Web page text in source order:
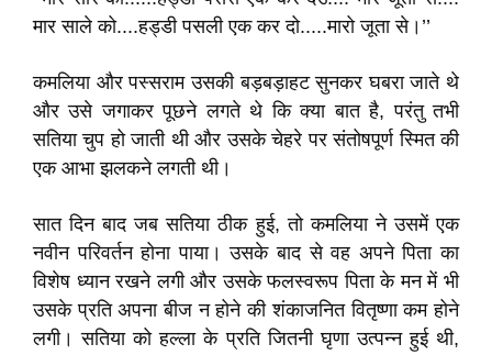
मार साले को....हड्डी पसली एक कर दो.....मारो जूता से।’’
कमलिया और पस्सराम उसकी बड़बड़ाहट सुनकर घबरा जाते थे
और उसे जगाकर पूछने लगते थे कि क्या बात है, परंतु तभी
सतिया चुप हो जाती थी और उसके चेहरे पर संतोषपूर्ण स्मित की
एक आभा झलकने लगती थी।
सात दिन बाद जब सतिया ठीक हुई, तो कमलिया ने उसमें एक
नवीन परिवर्तन होना पाया। उसके बाद से वह अपने पिता का
विशेष ध्यान रखने लगी और उसके फलस्वरूप पिता के मन में भी
उसके प्रति अपना बीज न होने की शंकाजनित वितृष्णा कम होने
लगी। सतिया को हल्ला के प्रति जितनी घृणा उत्पन्न हुई थी,